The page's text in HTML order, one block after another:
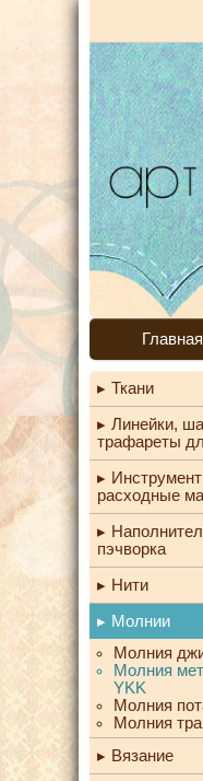
Главная
Ткани
Линейки,
трафареты
расходные
пэчворка
Нити
Молнии
Молния
Молния
YKK
Молния
Молния
Вязание